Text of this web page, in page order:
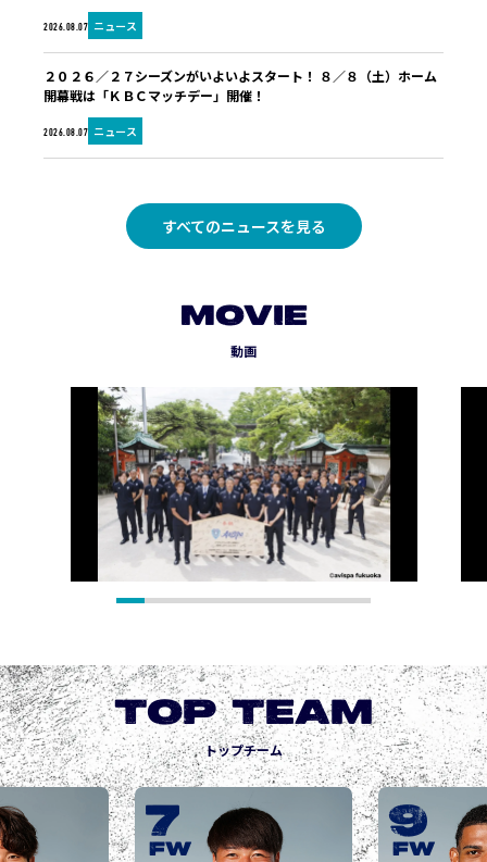
2026.08.07 ニュース
2026.08.07 ニュース
２０２６／２７シーズンがいよいよスタート！ ８／８（土）ホーム
開幕戦は「ＫＢＣマッチデー」開催！
すべてのニュースを見る
MOVIE
動画
TOP TEAM
トップチーム
9
FW
城後 寿
JOGO
FW